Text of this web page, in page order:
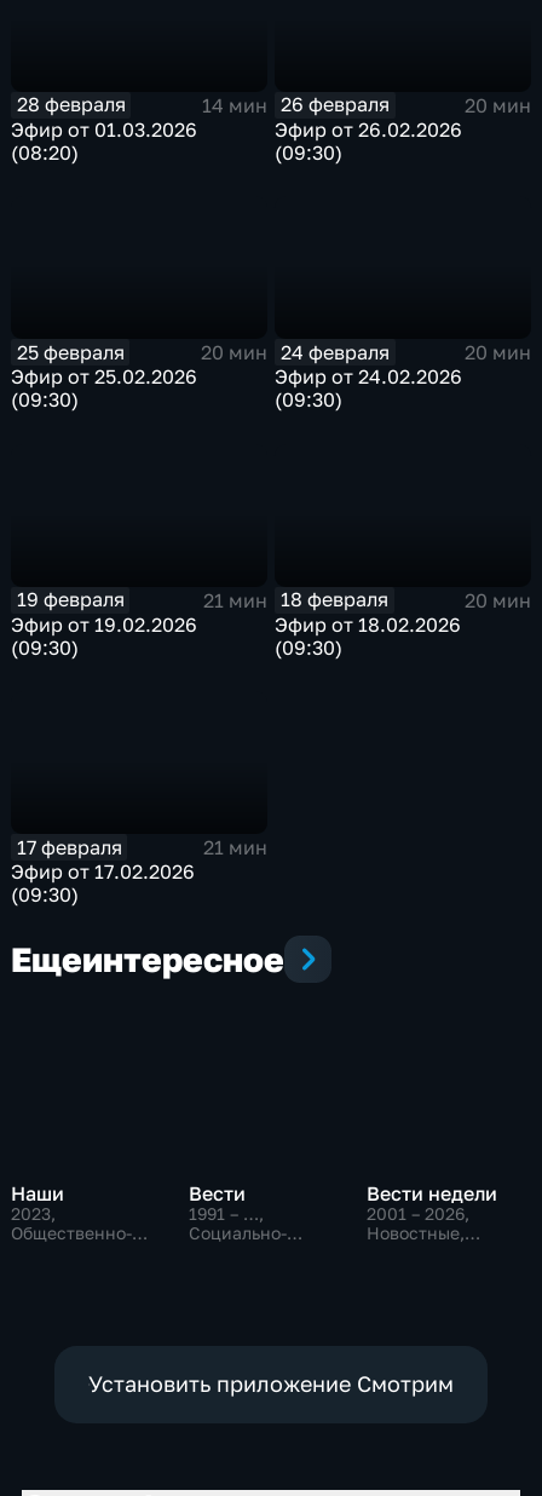
28 февраля
14 мин
Эфир от 01.03.2026
(08:20)
26 февраля
20 мин
Эфир от 26.02.2026
(09:30)
25 февраля
20 мин
Эфир от 25.02.2026
(09:30)
24 февраля
20 мин
Эфир от 24.02.2026
(09:30)
19 февраля
21 мин
Эфир от 19.02.2026
(09:30)
18 февраля
20 мин
Эфир от 18.02.2026
(09:30)
17 февраля
21 мин
Эфир от 17.02.2026
(09:30)
Ещеинтересное
Наши
2023,
Общественно-
Вести
1991 – …,
Социально-
Вести недели
2001 – 2026,
Новостные,
Установить приложение Смотрим